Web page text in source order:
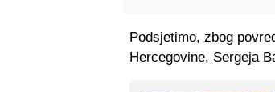
Podsjetimo, zbog
Hercegovine, Sergeja